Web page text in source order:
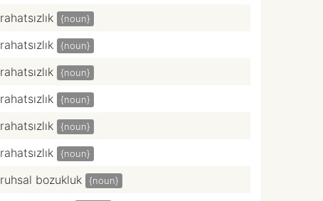
rahatsızlık {noun}
rahatsızlık {noun}
rahatsızlık {noun}
rahatsızlık {noun}
rahatsızlık {noun}
rahatsızlık {noun}
ruhsal bozukluk {noun}